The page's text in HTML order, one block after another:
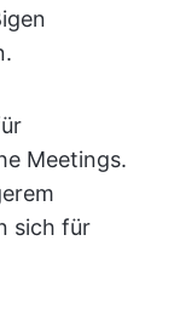
Meetings.
sich für